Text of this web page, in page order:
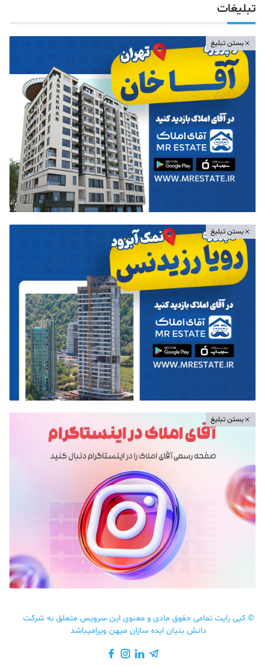
تبلیغات
بستن تبلیغ
بستن تبلیغ
بستن تبلیغ
© کپی رایت تمامی حقوق مادی و معنوی این سرویس متعلق به شرکت
دانش بنیان ایده سازان میهن ویرامیباشد